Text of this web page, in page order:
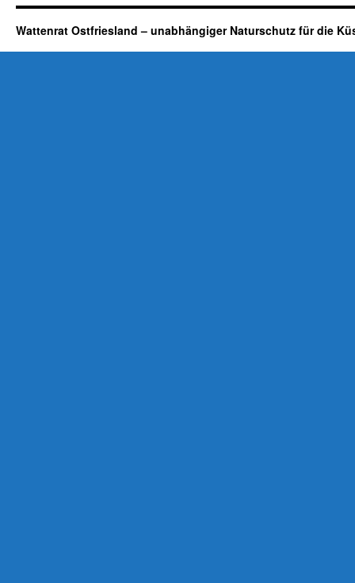
Wattenrat Ostfriesland – unabhängiger Naturschutz für die